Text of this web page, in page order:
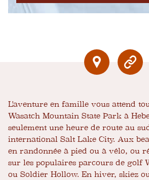
L'aventure en famille vous attend
Wasatch Mountain State Park à
seulement une heure de route au
international Salt Lake City. Aux
en randonnée à pied ou à vélo, ou
sur les populaires parcours de golf
ou Soldier Hollow. En hiver, skiez